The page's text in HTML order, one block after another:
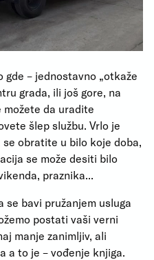
– jednostavno „otkaže
grada, ili još gore, na
možete da uradite
šlep službu. Vrlo je
se obratite u bilo koje doba,
se može desiti bilo
praznika...
bavi pružanjem usluga
postati vaši verni
manje zanimljiv, ali
a to je – vođenje knjiga.